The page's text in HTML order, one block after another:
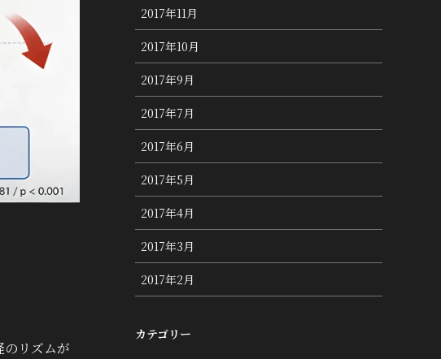
リズムが
2017年11月
2017年10月
2017年9月
2017年7月
2017年6月
2017年5月
2017年4月
2017年3月
2017年2月
カテゴリー